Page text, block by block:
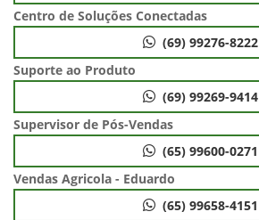
Centro de Soluções Conectadas
(69) 99276-8222
Suporte ao Produto
(69) 99269-9414
Supervisor de Pós-Vendas
(65) 99600-0271
Vendas Agricola - Eduardo
(65) 99658-4151